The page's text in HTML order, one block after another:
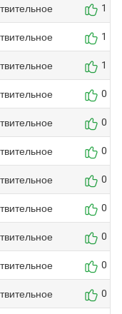
1
1
1
0
0
0
0
0
0
0
0